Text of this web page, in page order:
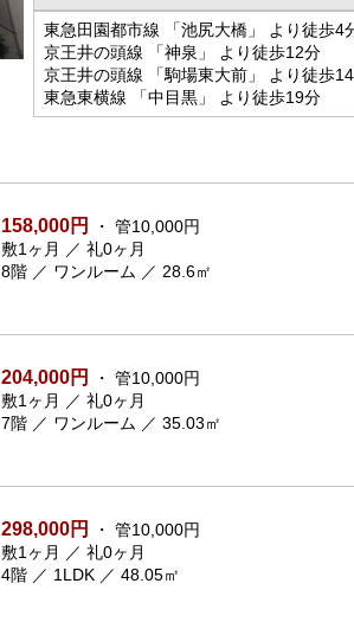
東急田園都市線 「池尻大橋」 より徒歩4
京王井の頭線 「神泉」 より徒歩12分
京王井の頭線 「駒場東大前」 より徒歩
東急東横線 「中目黒」 より徒歩19分
158,000円
・ 管10,000円
敷1ヶ月 ／ 礼0ヶ月
8階 ／ ワンルーム ／ 28.6㎡
204,000円
・ 管10,000円
敷1ヶ月 ／ 礼0ヶ月
7階 ／ ワンルーム ／ 35.03㎡
298,000円
・ 管10,000円
敷1ヶ月 ／ 礼0ヶ月
4階 ／ 1LDK ／ 48.05㎡